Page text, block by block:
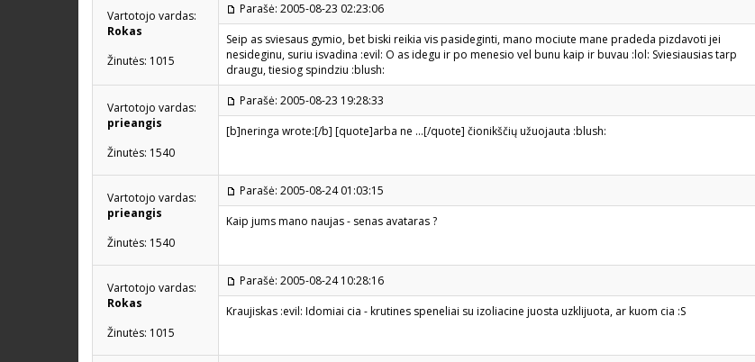
Vartotojo vardas:
Rokas
Žinutės: 1015
Parašė: 2005-08-23 02:23:06
Seip as sviesaus gymio, bet biski reikia vis pasideginti, mano mociute mane pradeda pizdavoti jei
nesideginu, suriu isvadina :evil: O as idegu ir po menesio vel bunu kaip ir buvau :lol: Sviesiausias tarp
draugu, tiesiog spindziu :blush:
Vartotojo vardas:
prieangis
Žinutės: 1540
Parašė: 2005-08-23 19:28:33
[b]neringa wrote:[/b] [quote]arba ne ...[/quote] čionikščių užuojauta :blush:
Vartotojo vardas:
prieangis
Žinutės: 1540
Parašė: 2005-08-24 01:03:15
Kaip jums mano naujas - senas avataras ?
Vartotojo vardas:
Rokas
Žinutės: 1015
Parašė: 2005-08-24 10:28:16
Kraujiskas :evil: Idomiai cia - krutines speneliai su izoliacine juosta uzklijuota, ar kuom cia :S